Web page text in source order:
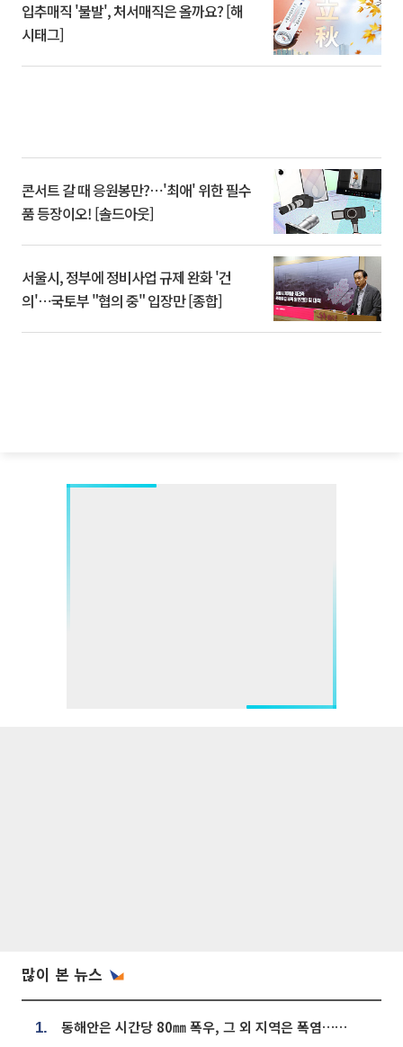
입추매직 '불발', 처서매직은 올까요? [해
시태그]
콘서트 갈 때 응원봉만?⋯'최애' 위한 필수
품 등장이오! [솔드아웃]
서울시, 정부에 정비사업 규제 완화 '건
의'⋯국토부 "협의 중" 입장만 [종합]
많이 본 뉴스
1. 동해안은 시간당 80㎜ 폭우, 그 외 지역은 폭염…‘극과 극 날씨’